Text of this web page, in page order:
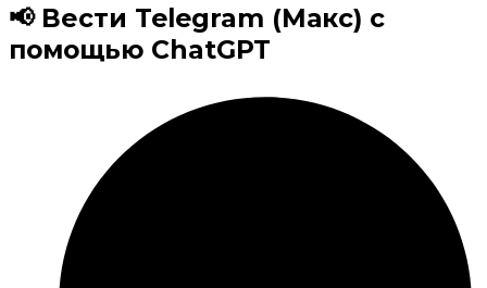
📢 Вести Telegram (Макс) с
помощью ChatGPT